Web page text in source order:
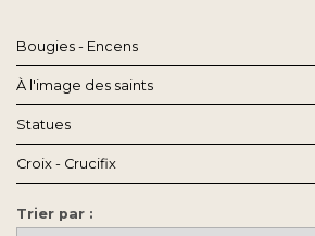
Bougies - Encens
À l'image des saints
Statues
Croix - Crucifix
Trier par :